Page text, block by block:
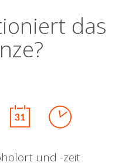
das
und -zeit